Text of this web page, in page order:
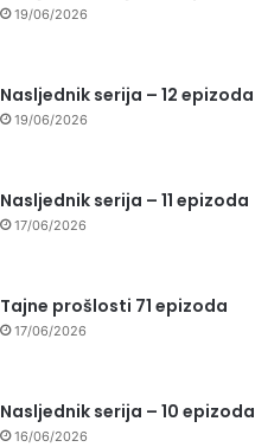
19/06/2026
Nasljednik serija – 12 epizoda
19/06/2026
Nasljednik serija – 11 epizoda
17/06/2026
Tajne prošlosti 71 epizoda
17/06/2026
Nasljednik serija – 10 epizoda
16/06/2026